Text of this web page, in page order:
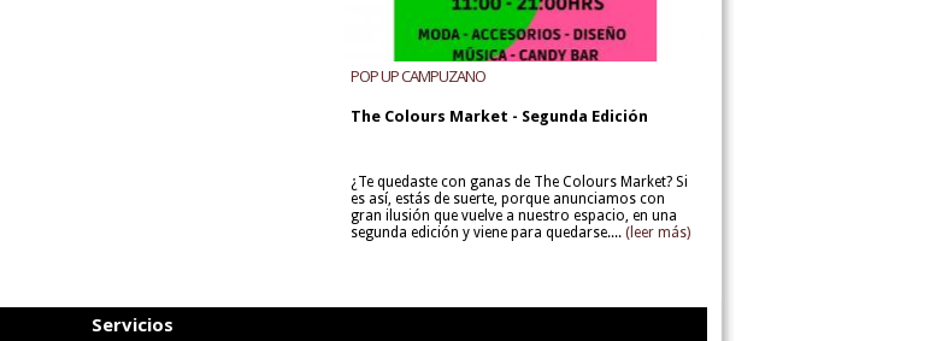
POP UP CAMPUZANO
The Colours Market - Segunda Edición
¿Te quedaste con ganas de The Colours Market? Si
es así, estás de suerte, porque anunciamos con
gran ilusión que vuelve a nuestro espacio, en una
segunda edición y viene para quedarse.... (leer más)
Servicios